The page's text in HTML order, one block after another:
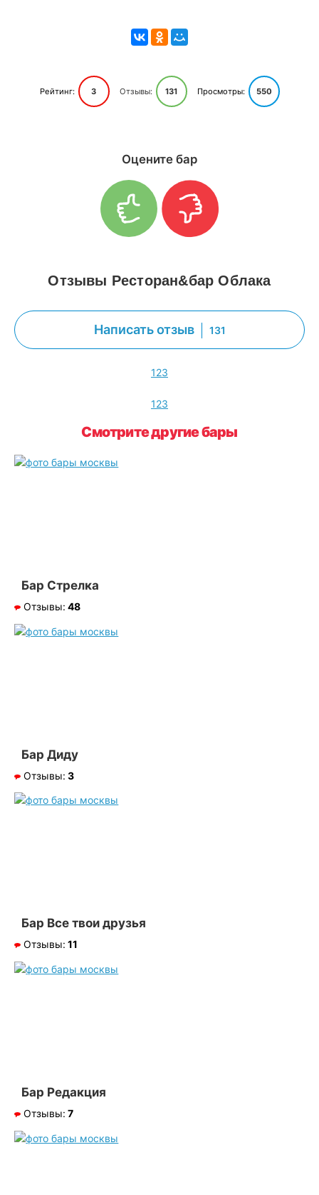
Рейтинг: 3 Отзывы: 131 Просмотры: 550
Оцените бар
Отзывы Ресторан&бар Облака
Написать отзыв 131
123
123
Смотрите другие бары
Бар Стрелка
Отзывы: 48
Бар Диду
Отзывы: 3
Бар Все твои друзья
Отзывы: 11
Бар Редакция
Отзывы: 7